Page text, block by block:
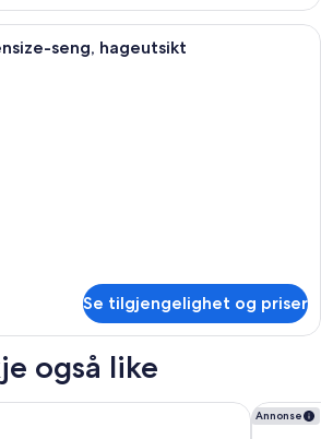
Rom – deluxe, 1 queensize-seng,
seng, hageutsikt
Se tilgjengelighet og priser
også like
Marriott, Maui Annonse